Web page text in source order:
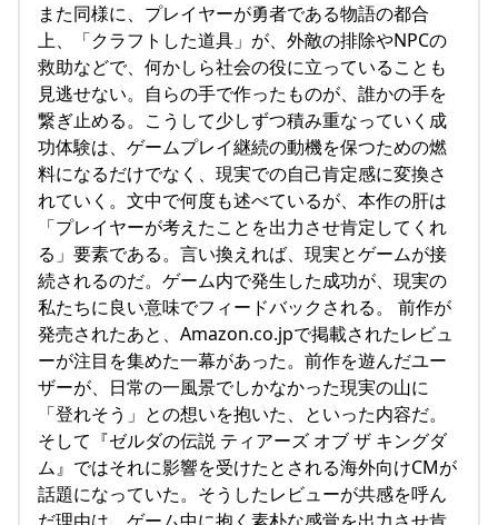
また同様に、プレイヤーが勇者である物語の都合
上、「クラフトした道具」が、外敵の排除やNPCの
救助などで、何かしら社会の役に立っていることも
見逃せない。自らの手で作ったものが、誰かの手を
繋ぎ止める。こうして少しずつ積み重なっていく成
功体験は、ゲームプレイ継続の動機を保つための燃
料になるだけでなく、現実での自己肯定感に変換さ
れていく。文中で何度も述べているが、本作の肝は
「プレイヤーが考えたことを出力させ肯定してくれ
る」要素である。言い換えれば、現実とゲームが接
続されるのだ。ゲーム内で発生した成功が、現実の
私たちに良い意味でフィードバックされる。 前作が
発売されたあと、Amazon.co.jpで掲載されたレビュ
ーが注目を集めた一幕があった。前作を遊んだユー
ザーが、日常の一風景でしかなかった現実の山に
「登れそう」との想いを抱いた、といった内容だ。
そして『ゼルダの伝説 ティアーズ オブ ザ キングダ
ム』ではそれに影響を受けたとされる海外向けCMが
話題になっていた。そうしたレビューが共感を呼ん